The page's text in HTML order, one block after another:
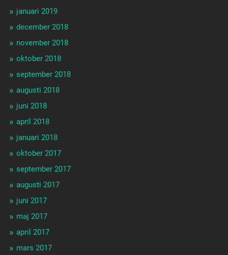
januari 2019
december 2018
november 2018
oktober 2018
september 2018
augusti 2018
juni 2018
april 2018
januari 2018
oktober 2017
september 2017
augusti 2017
juni 2017
maj 2017
april 2017
mars 2017